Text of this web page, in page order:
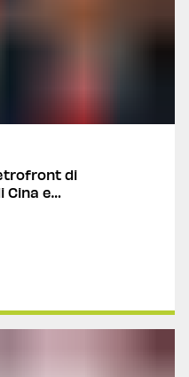
di
Cina e